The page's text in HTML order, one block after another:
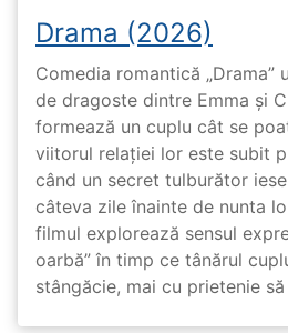
Drama (2026)
Comedia romantică „Drama”
de dragoste dintre Emma și
formează un cuplu cât se
viitorul relației lor este subit
când un secret tulburător
câteva zile înainte de nunta
filmul explorează sensul
oarbă” în timp ce tânărul
stângăcie, mai cu prietenie